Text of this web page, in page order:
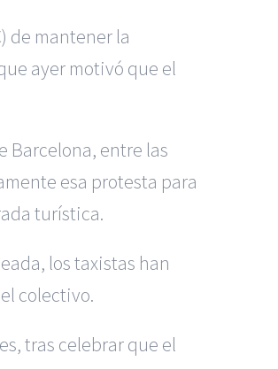
de mantener la
ayer motivó que el
Barcelona, entre las
esa protesta para
turística.
los taxistas han
colectivo.
tras celebrar que el